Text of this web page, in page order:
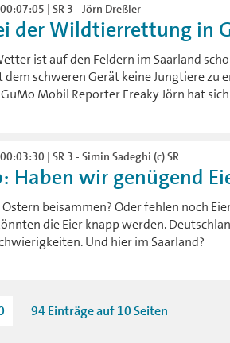
| SR 3 - Jörn Dreßler
der Wildtierrettung in
ist auf den Feldern im Saarland
schweren Gerät keine Jungtiere zu
Mobil Reporter Freaky Jörn hat
| SR 3 - Simin Sadeghi (c) SR
Haben wir genügend
beisammen? Oder fehlen noch
die Eier knapp werden.
Und hier im Saarland?
94 Einträge auf 10 Seiten